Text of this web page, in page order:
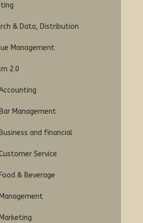
& Data, Distribution
Management
2.0
Management
and financial
Service
& Beverage